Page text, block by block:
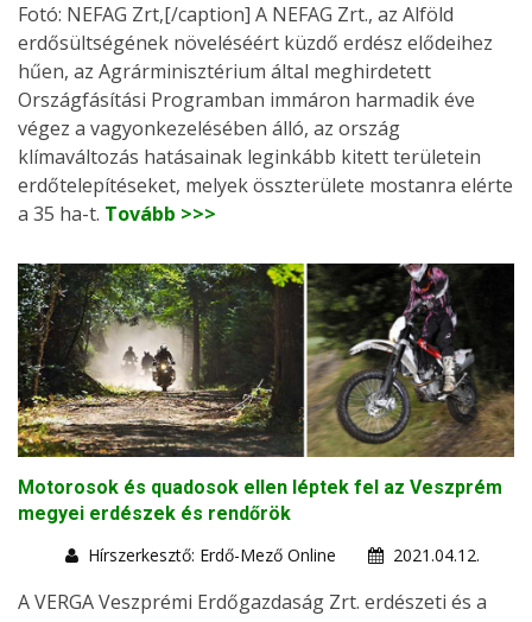
Fotó: NEFAG Zrt,[/caption] A NEFAG Zrt., az Alföld
erdősültségének növeléséért küzdő erdész elődeihez
hűen, az Agrárminisztérium által meghirdetett
Országfásítási Programban immáron harmadik éve
végez a vagyonkezelésében álló, az ország
klímaváltozás hatásainak leginkább kitett területein
erdőtelepítéseket, melyek összterülete mostanra elérte
a 35 ha-t. Tovább >>>
Motorosok és quadosok ellen léptek fel az Veszprém
megyei erdészek és rendőrök
Hírszerkesztő: Erdő-Mező Online
2021.04.12.
A VERGA Veszprémi Erdőgazdaság Zrt. erdészeti és a